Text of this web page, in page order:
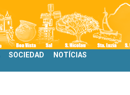
SOCIEDAD
NOTÍCIAS